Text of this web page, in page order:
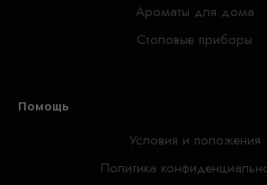
Ароматы для дома
Столовые приборы
Помощь
Условия и положения
Политика